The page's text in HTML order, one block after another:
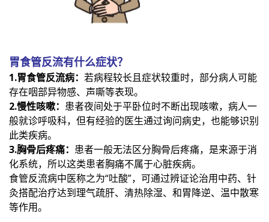
胃食管反流有什么症状？
1.胃食管反流病： 若病程较长且症状较重时，部分病人可能
存在咽部异物感、声嘶等表现。
2.慢性咳嗽： 患者夜间处于平卧位时不断出现咳嗽，病人一
般就诊呼吸科，但有经验的医生通过询问病史，也能够识别
此类疾病。
3.胸骨后疼痛： 患者一般无法区分胸骨后疼痛，是来源于消
化系统，所以这类患者胸痛不属于心脏疾病。
食管反流病中医称之为“吐酸”，可通过辨证论治用中药、针
灸搭配治疗达到理气疏肝、清热除湿、和胃降逆、温中散寒
等作用。